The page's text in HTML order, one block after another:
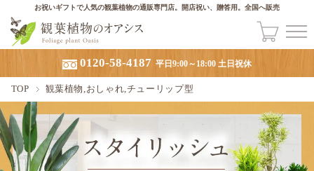
お祝いギフトで人気の観葉植物の通販専門店。開店祝い、贈答用。全国へ販売
0120-58-4187 平日9:00～18:00 土日祝休
TOP 観葉植物,おしゃれ,チューリップ型